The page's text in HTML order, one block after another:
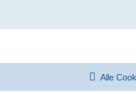
Alle